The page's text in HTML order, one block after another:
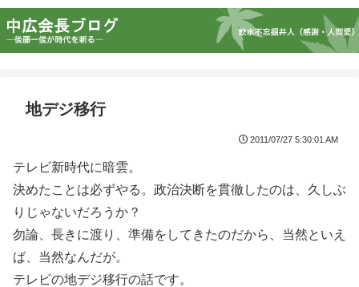
地デジ移行
2011/07/27 5:30:01 AM
テレビ新時代に暗雲。
決めたことは必ずやる。政治決断を貫徹したのは、久しぶ
りじゃないだろうか？
勿論、長きに渡り、準備をしてきたのだから、当然といえ
ば、当然なんだが。
テレビの地デジ移行の話です。